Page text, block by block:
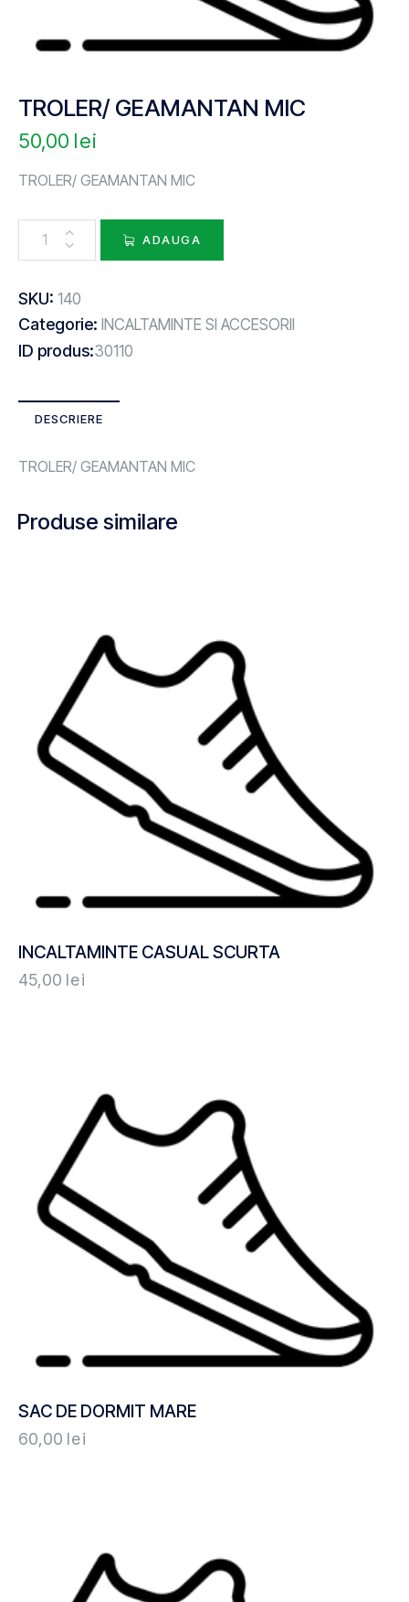
TROLER/ GEAMANTAN MIC
50,00 lei
TROLER/ GEAMANTAN MIC
ADAUGA
SKU: 140
Categorie: INCALTAMINTE SI ACCESORII
ID produs:30110
DESCRIERE
TROLER/ GEAMANTAN MIC
Produse similare
INCALTAMINTE CASUAL SCURTA
45,00 lei
SAC DE DORMIT MARE
60,00 lei